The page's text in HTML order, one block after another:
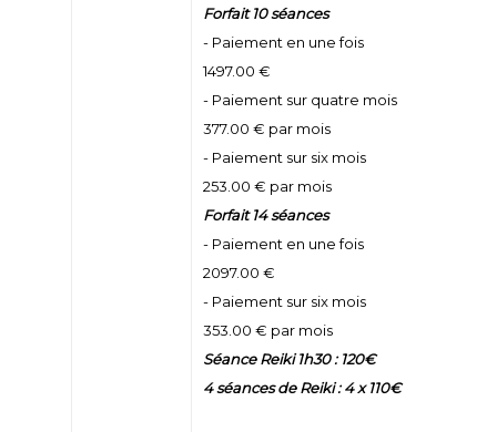
Forfait 10 séances
- Paiement en une fois
1497.00 €
- Paiement sur quatre mois
377.00 € par mois
- Paiement sur six mois
253.00 € par mois
Forfait 14 séances
- Paiement en une fois
2097.00 €
- Paiement sur six mois
353.00 € par mois
Séance Reiki 1h30 : 120€
4 séances de Reiki : 4 x 110€